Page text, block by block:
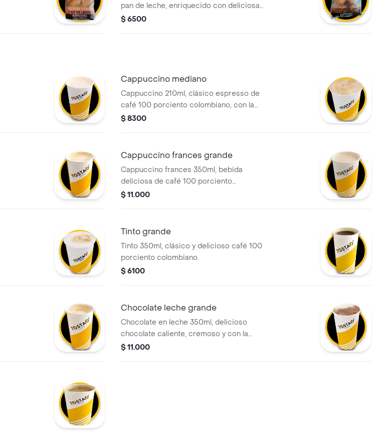
pan de leche, enriquecido con deliciosas
chispas de chocolate. es el
tostao.
$ 6500
Cappuccino mediano
Cappuccino 210ml, clásico espresso de
café 100 porciento colombiano, con la
proporción perfecta de leche vaporizada
$ 8300
Cappuccino frances grande
Cappuccino frances 350ml, bebida
deliciosa de café 100 porciento
colombiano, leche deslactosada, aroma y
placentera en cada sorbo.
$ 11.000
Tinto grande
Tinto 350ml, clásico y delicioso café 100
porciento colombiano.
$ 6100
Chocolate leche grande
Chocolate en leche 350ml, delicioso
chocolate caliente, cremoso y con la
textura perfecta. preparado con leche
$ 11.000